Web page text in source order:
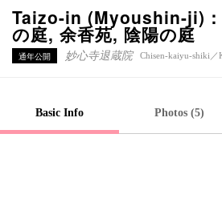
Taizo-in (Myoushin-ji)
の庭, 余香苑, 陰陽の庭
通年公開 妙心寺退蔵院 Chisen-kaiyu-shiki ／
Basic Info Photos (5)